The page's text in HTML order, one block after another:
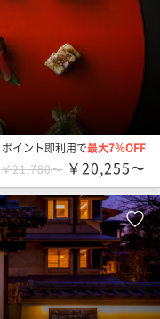
ポイント即利用で最大7％OFF
￥21,780〜 ￥20,255〜